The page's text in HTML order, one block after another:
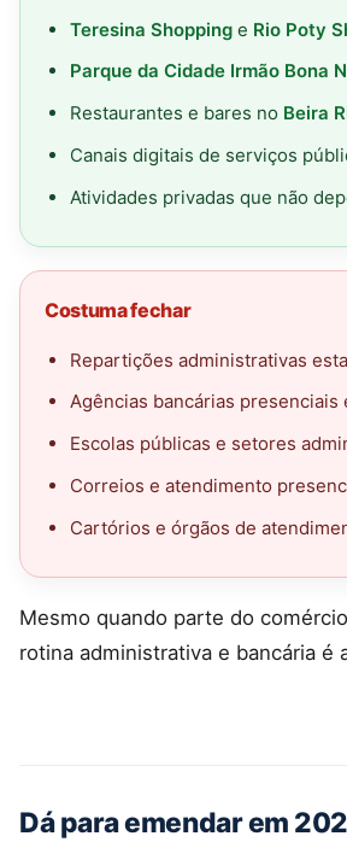
Teresina Shoppinge Rio Poty
Parque da Cidade Irmão Bona
Restaurantes e bares no Beira
Canais digitais de serviços
Atividades privadas que não
Costuma fechar
Repartições administrativas
Agências bancárias
Escolas públicas e setores
Correios e atendimento
Cartórios e órgãos de
Mesmo quando parte do
rotina administrativa e bancária é
Dá para emendar em